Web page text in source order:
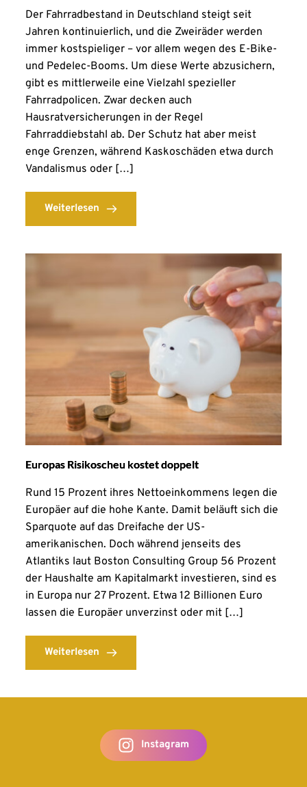
Der Fahrradbestand in Deutschland steigt seit
Jahren kontinuierlich, und die Zweiräder werden
immer kostspieliger – vor allem wegen des E-Bike-
und Pedelec-Booms. Um diese Werte abzusichern,
gibt es mittlerweile eine Vielzahl spezieller
Fahrradpolicen. Zwar decken auch
Hausratversicherungen in der Regel
Fahrraddiebstahl ab. Der Schutz hat aber meist
enge Grenzen, während Kaskoschäden etwa durch
Vandalismus oder […]
Weiterlesen
Europas Risikoscheu kostet doppelt
Rund 15 Prozent ihres Nettoeinkommens legen die
Europäer auf die hohe Kante. Damit beläuft sich die
Sparquote auf das Dreifache der US-
amerikanischen. Doch während jenseits des
Atlantiks laut Boston Consulting Group 56 Prozent
der Haushalte am Kapitalmarkt investieren, sind es
in Europa nur 27 Prozent. Etwa 12 Billionen Euro
lassen die Europäer unverzinst oder mit […]
Weiterlesen
Instagram